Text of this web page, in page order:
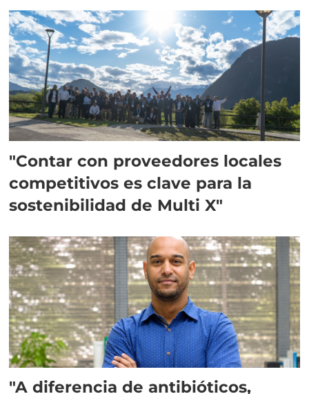
"Contar con proveedores locales
competitivos es clave para la
sostenibilidad de Multi X"
"A diferencia de antibióticos,